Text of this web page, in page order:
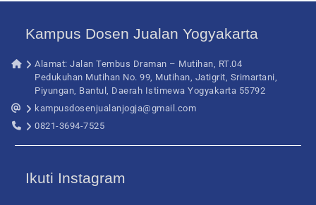
Kampus Dosen Jualan Yogyakarta
Alamat: Jalan Tembus Draman – Mutihan, RT.04
Pedukuhan Mutihan No. 99, Mutihan, Jatigrit, Srimartani,
Piyungan, Bantul, Daerah Istimewa Yogyakarta 55792
kampusdosenjualanjogja@gmail.com
0821-3694-7525
Ikuti Instagram